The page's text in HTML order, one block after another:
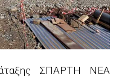
ΣΠΑΡΤΗ ΝΕΑ